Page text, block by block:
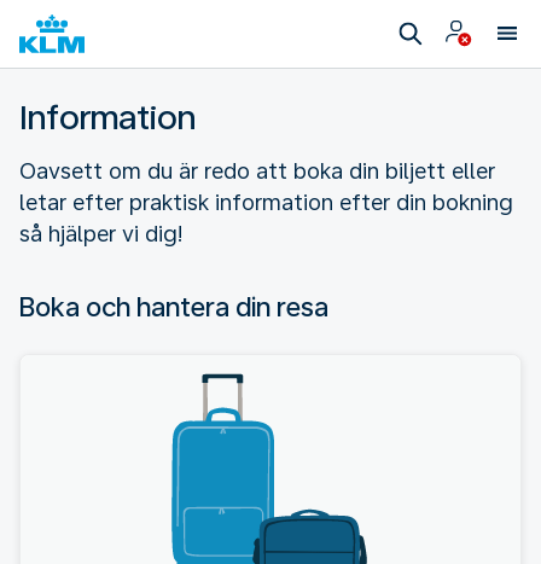
Information
Oavsett om du är redo att boka din biljett eller
letar efter praktisk information efter din bokning
så hjälper vi dig!
Boka och hantera din resa